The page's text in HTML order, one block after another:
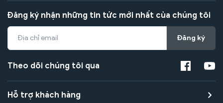
Đăng ký nhận những tin tức mới nhất của chúng tôi
Đăng ký
Theo dõi chúng tôi qua
Hỗ trợ khách hàng